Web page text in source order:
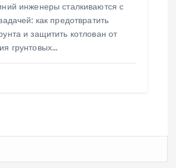
инженеры сталкиваются с
как предотвратить
и защитить котлован от
грунтовых…